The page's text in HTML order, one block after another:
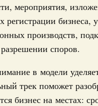
мероприятия,
регистрации бизнеса,
производств,
споров.
в модели
трек поможет
бизнес на местах:
по
посвящённой
объём